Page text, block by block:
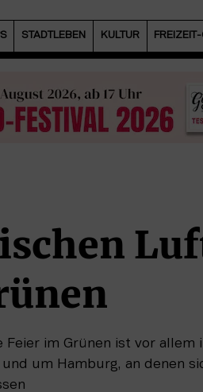
STADTLEBEN KULTUR
Feier im Grünen ist vor allem
um Hamburg, an denen